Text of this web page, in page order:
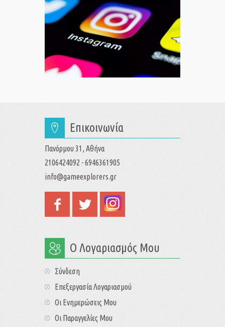
Επικοινωνία
Πανόρμου 31, Αθήνα
2106424092 - 6946361905
info@gameexplorers.gr
Ο Λογαριασμός Μου
Σύνδεση
Επεξεργασία Λογαριασμού
Οι Ενημερώσεις Μου
Οι Παραγγελίες Μου